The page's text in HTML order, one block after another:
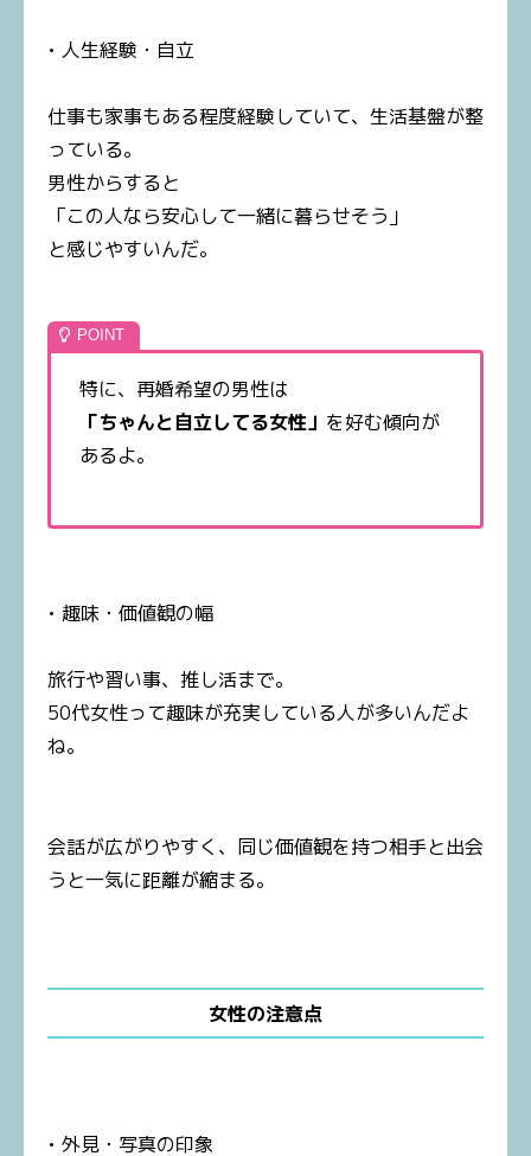
• 人生経験・自立
仕事も家事もある程度経験していて、生活基盤が整
っている。
男性からすると
「この人なら安心して一緒に暮らせそう」
と感じやすいんだ。
特に、再婚希望の男性は
「ちゃんと自立してる女性」 を好む傾向が
あるよ。
• 趣味・価値観の幅
旅行や習い事、推し活まで。
50代女性って趣味が充実している人が多いんだよ
ね。
会話が広がりやすく、同じ価値観を持つ相手と出会
うと一気に距離が縮まる。
女性の注意点
• 外見・写真の印象